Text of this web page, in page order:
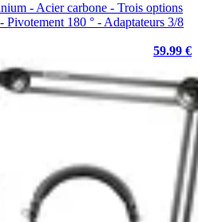
- Acier carbone - Trois options
Pivotement 180 ° - Adaptateurs 3/8
59.99 €